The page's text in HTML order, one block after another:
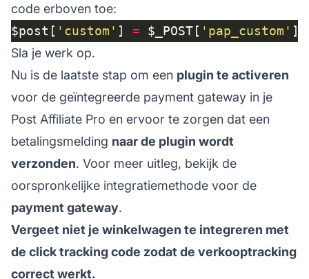
code erboven toe:
$post[ 'custom' ] = $_POST[ 'pap_custom'
Sla je werk op.
Nu is de laatste stap om een plugin te activeren
voor de geïntegreerde payment gateway in je
Post Affiliate Pro en ervoor te zorgen dat een
betalingsmelding naar de plugin wordt
verzonden. Voor meer uitleg, bekijk de
oorspronkelijke integratiemethode voor de
payment gateway.
Vergeet niet je winkelwagen te integreren met
de click tracking code zodat de verkooptracking
correct werkt.